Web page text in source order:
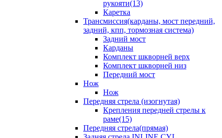
рукояти(13)
Каретка
Трансмиссия(карданы, мост передний,
задний, кпп, тормозная система)
Задний мост
Карданы
Комплект шкворней верх
Комплект шкворней низ
Передний мост
Нож
Нож
Передняя стрела (изогнутая)
Крепления передней стрелы к
раме(15)
Передняя стрела(прямая)